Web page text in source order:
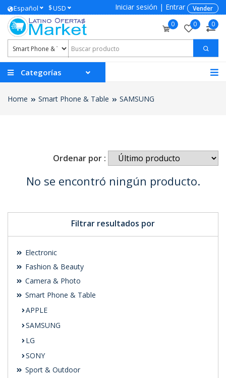
Español $USD Iniciar sesión | Entrar
Vender
0
0 0
Categorías
Home Smart Phone & Table SAMSUNG
Filtrar resultados por
Electronic
Fashion & Beauty
Camera & Photo
Smart Phone & Table
APPLE
SAMSUNG
LG
SONY
Sport & Outdoor
Ordenar por :
No se encontró ningún producto.